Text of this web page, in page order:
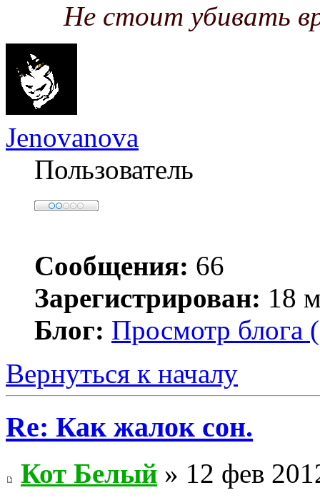
Не стоит убивать
Jenovanova
Пользователь
Сообщения: 66
Зарегистрирован: 18
Блог: Просмотр блога
Вернуться к началу
Re: Как жалок сон.
Кот Белый » 12 фев